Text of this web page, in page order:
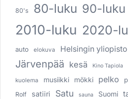
80's 80-luku 90-luku
2010-luku 2020-
auto elokuva Helsingin yliopisto
Järvenpää kesä Kino Tapiola
kuolema musiikki mökki pelko
Rolf satiiri Satu sauna Suomi